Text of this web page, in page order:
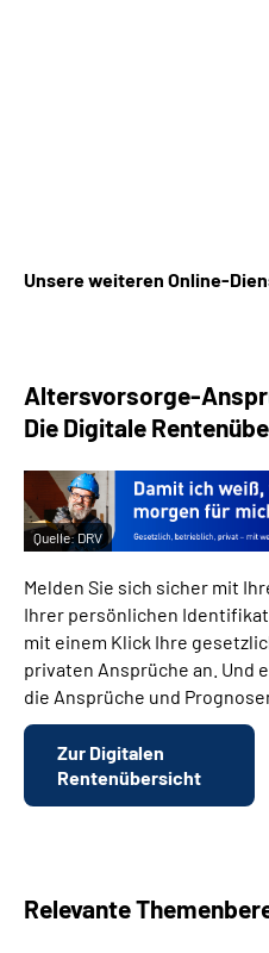
Unsere weiteren Online-
Altersvorsorge-
Die Digitale
Quelle:DRV
Melden Sie sich sicher mit
Ihrer persönlichen
mit einem Klick Ihre
privaten Ansprüche an. Und
die Ansprüche und
Zur Digitalen
Rentenübersicht
Relevante